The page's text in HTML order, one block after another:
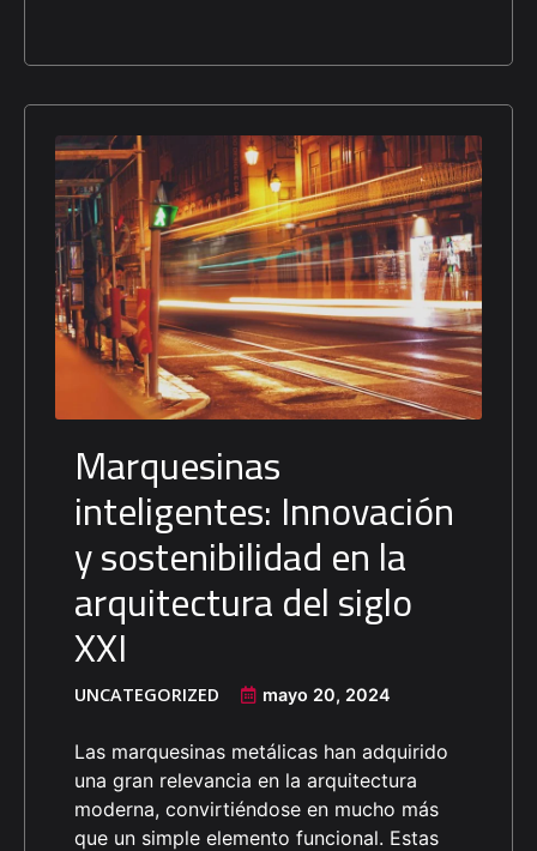
Marquesinas
inteligentes: Innovación
y sostenibilidad en la
arquitectura del siglo
XXI
UNCATEGORIZED mayo 20, 2024
Las marquesinas metálicas han adquirido
una gran relevancia en la arquitectura
moderna, convirtiéndose en mucho más
que un simple elemento funcional. Estas